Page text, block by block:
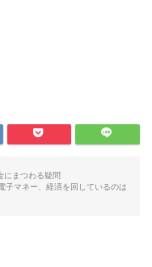
にまつわる疑問
子マネー、経済を回しているのは